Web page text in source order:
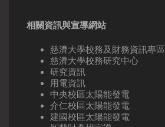
相關資訊與宣導網站
慈濟大學校務及財務資訊專區
慈濟大學校務研究中心
研究資訊
用電資訊
中央校區太陽能發電
介仁校區太陽能發電
建國校區太陽能發電